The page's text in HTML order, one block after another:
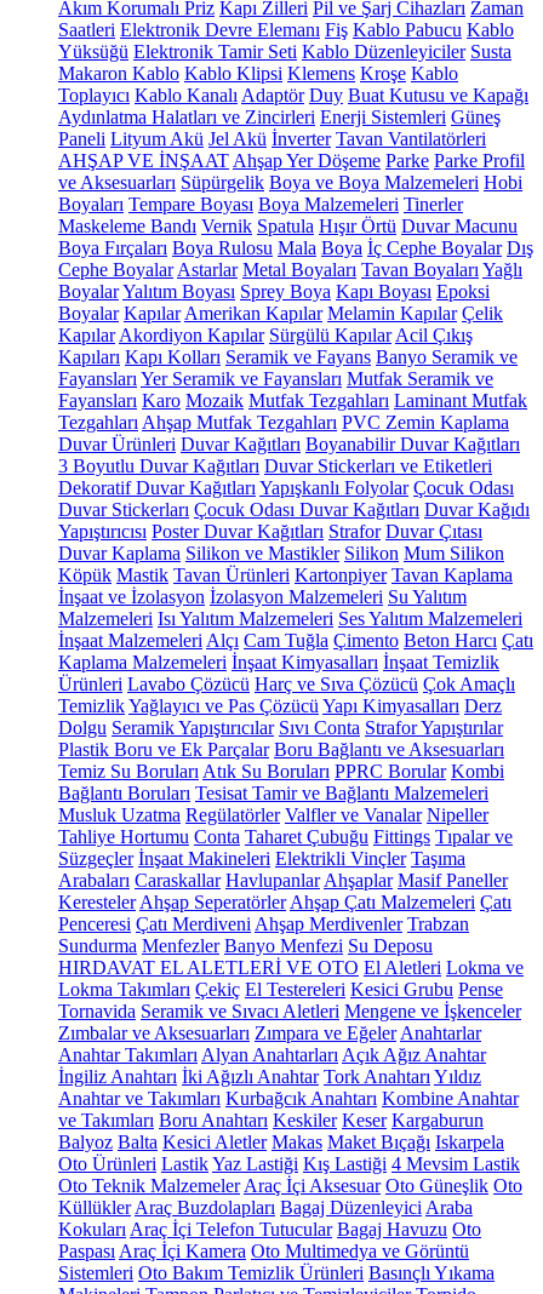
Akım Korumalı Priz Kapı Zilleri Pil ve Şarj Cihazları Zaman
Saatleri Elektronik Devre Elemanı Fiş Kablo Pabucu Kablo
Yüksüğü Elektronik Tamir Seti Kablo Düzenleyiciler Susta
Makaron Kablo Kablo Klipsi Klemens Kroşe Kablo
Toplayıcı Kablo Kanalı Adaptör Duy Buat Kutusu ve Kapağı
Aydınlatma Halatları ve Zincirleri Enerji Sistemleri Güneş
Paneli Lityum Akü Jel Akü İnverter Tavan Vantilatörleri
AHŞAP VE İNŞAAT Ahşap Yer Döşeme Parke Parke Profil
ve Aksesuarları Süpürgelik Boya ve Boya Malzemeleri Hobi
Boyaları Tempare Boyası Boya Malzemeleri Tinerler
Maskeleme Bandı Vernik Spatula Hışır Örtü Duvar Macunu
Boya Fırçaları Boya Rulosu Mala Boya İç Cephe Boyalar Dış
Cephe Boyalar Astarlar Metal Boyaları Tavan Boyaları Yağlı
BoyalarYalıtım Boyası Sprey Boya Kapı Boyası Epoksi
Boyalar Kapılar Amerikan Kapılar Melamin Kapılar Çelik
Kapılar Akordiyon Kapılar Sürgülü Kapılar Acil Çıkış
Kapıları Kapı Kolları Seramik ve Fayans Banyo Seramik ve
Fayansları Yer Seramik ve Fayansları Mutfak Seramik ve
Fayansları Karo Mozaik Mutfak Tezgahları Laminant Mutfak
Tezgahları Ahşap Mutfak Tezgahları PVC Zemin Kaplama
Duvar Ürünleri Duvar Kağıtları Boyanabilir Duvar Kağıtları
3 Boyutlu Duvar Kağıtları Duvar Stickerları ve Etiketleri
Dekoratif Duvar Kağıtları Yapışkanlı Folyolar Çocuk Odası
Duvar Stickerları Çocuk Odası Duvar Kağıtları Duvar Kağıdı
Yapıştırıcısı Poster Duvar Kağıtları Strafor Duvar Çıtası
Duvar Kaplama Silikon ve Mastikler Silikon Mum Silikon
Köpük Mastik Tavan Ürünleri Kartonpiyer Tavan Kaplama
İnşaat ve İzolasyon İzolasyon Malzemeleri Su Yalıtım
Malzemeleri Isı Yalıtım Malzemeleri Ses Yalıtım Malzemeleri
İnşaat Malzemeleri Alçı Cam Tuğla Çimento Beton Harcı Çatı
Kaplama Malzemeleri İnşaat Kimyasalları İnşaat Temizlik
Ürünleri Lavabo Çözücü Harç ve Sıva Çözücü Çok Amaçlı
TemizlikYağlayıcı ve Pas Çözücü Yapı Kimyasalları Derz
Dolgu Seramik Yapıştırıcılar Sıvı Conta Strafor Yapıştırılar
Plastik Boru ve Ek Parçalar Boru Bağlantı ve Aksesuarları
Temiz Su Boruları Atık Su Boruları PPRC Borular Kombi
Bağlantı Boruları Tesisat Tamir ve Bağlantı Malzemeleri
Musluk Uzatma Regülatörler Valfler ve Vanalar Nipeller
Tahliye Hortumu Conta Taharet Çubuğu Fittings Tıpalar ve
Süzgeçler İnşaat Makineleri Elektrikli Vinçler Taşıma
Arabaları Caraskallar Havlupanlar Ahşaplar Masif Paneller
Keresteler Ahşap Seperatörler Ahşap Çatı Malzemeleri Çatı
Penceresi Çatı Merdiveni Ahşap Merdivenler Trabzan
Sundurma Menfezler Banyo Menfezi Su Deposu
HIRDAVAT EL ALETLERİ VE OTO El Aletleri Lokma ve
Lokma Takımları Çekiç El Testereleri Kesici Grubu Pense
Tornavida Seramik ve Sıvacı Aletleri Mengene ve İşkenceler
Zımbalar ve Aksesuarları Zımpara ve Eğeler Anahtarlar
Anahtar Takımları Alyan Anahtarları Açık Ağız Anahtar
İngiliz Anahtarı İki Ağızlı Anahtar Tork Anahtarı Yıldız
Anahtar ve Takımları Kurbağcık Anahtarı Kombine Anahtar
ve Takımları Boru Anahtarı Keskiler Keser Kargaburun
Balyoz Balta Kesici Aletler Makas Maket Bıçağı Iskarpela
Oto Ürünleri LastikYaz Lastiği Kış Lastiği 4 Mevsim Lastik
Oto Teknik Malzemeler Araç İçi Aksesuar Oto Güneşlik Oto
Küllükler Araç Buzdolapları Bagaj Düzenleyici Araba
Kokuları Araç İçi Telefon Tutucular Bagaj Havuzu Oto
Paspası Araç İçi Kamera Oto Multimedya ve Görüntü
Sistemleri Oto Bakım Temizlik Ürünleri Basınçlı Yıkama